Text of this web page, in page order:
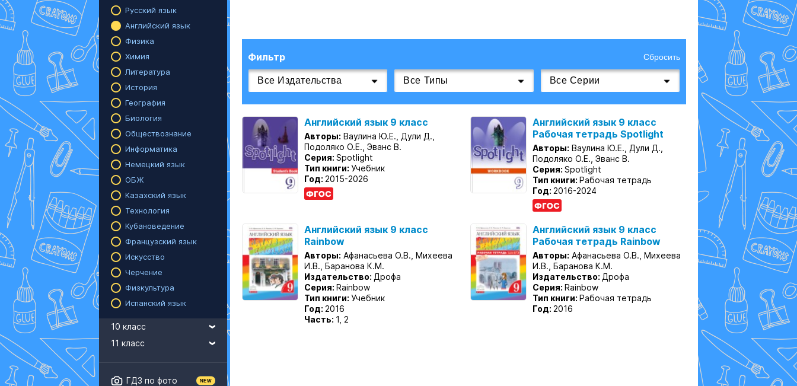
Русский язык
Английский язык
Физика
Химия
Литература
История
География
Биология
Обществознание
Информатика
Немецкий язык
ОБЖ
Казахский язык
Технология
Кубановедение
Французский язык
Искусство
Черчение
Физкультура
Испанский язык
10 класс
11 класс
ГДЗ по фото
Фильтр Сбросить
Английский язык 9 класс
Авторы: Ваулина Ю.Е., Дули Д.,
Подоляко О.Е., Эванс В.
Серия: Spotlight
Тип книги: Учебник
Год: 2015-2026
Английский язык 9 класс
Рабочая тетрадь Spotlight
Авторы: Ваулина Ю.Е., Дули Д.,
Подоляко О.Е., Эванс В.
Серия: Spotlight
Тип книги: Рабочая тетрадь
Год: 2016-2024
Английский язык 9 класс
Rainbow
Авторы: Афанасьева О.В., Михеева
И.В., Баранова К.М.
Издательство: Дрофа
Серия: Rainbow
Тип книги: Учебник
Год: 2016
Часть: 1, 2
Английский язык 9 класс
Рабочая тетрадь Rainbow
Авторы: Афанасьева О.В., Михеева
И.В., Баранова К.М.
Издательство: Дрофа
Серия: Rainbow
Тип книги: Рабочая тетрадь
Год: 2016